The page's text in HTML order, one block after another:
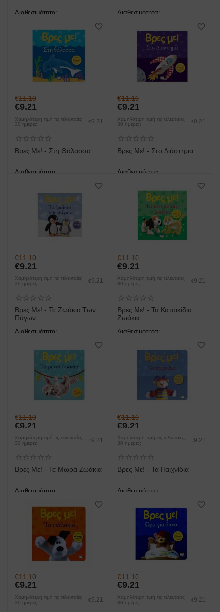
Διαθεσιμότητα:
Διαθεσιμότητα:
€11.10
€9.21
Χαμηλότερη τιμή τις τελευταίες
30 ημέρες:
€ 9.21
Βρες Με! - Στη Θάλασσα
Διαθεσιμότητα:
€11.10
€9.21
Χαμηλότερη τιμή τις τελευταίες
30 ημέρες:
€ 9.21
Βρες Με! - Στο Διάστημα
Διαθεσιμότητα:
€11.10
€9.21
Χαμηλότερη τιμή τις τελευταίες
30 ημέρες:
€ 9.21
Βρες Με! - Τα Ζωάκια Των
Πάγων
Διαθεσιμότητα:
€11.10
€9.21
Χαμηλότερη τιμή τις τελευταίες
30 ημέρες:
€ 9.21
Βρες Με! - Τα Κατοικίδια
Ζωάκια
Διαθεσιμότητα:
€11.10
€9.21
Χαμηλότερη τιμή τις τελευταίες
30 ημέρες:
€ 9.21
Βρες Με! - Τα Μωρά Ζωάκια
Διαθεσιμότητα:
€11.10
€9.21
Χαμηλότερη τιμή τις τελευταίες
30 ημέρες:
€ 9.21
Βρες Με! - Τα Παιχνίδια
Διαθεσιμότητα:
€11.10
€9.21
Χαμηλότερη τιμή τις τελευταίες
30 ημέρες:
€ 9.21
€11.10
€9.21
Χαμηλότερη τιμή τις τελευταίες
30 ημέρες:
€ 9.21